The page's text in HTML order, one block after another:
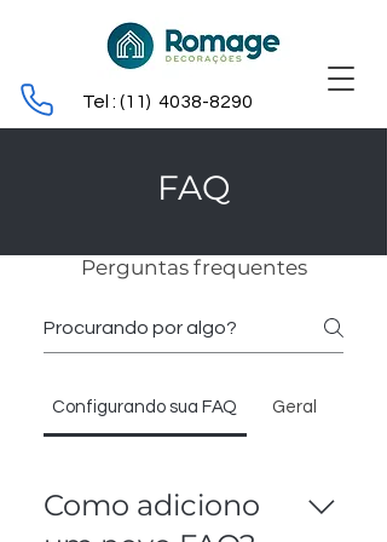
Tel : (11) 4038-8290
FAQ
Perguntas frequentes
Configurando sua FAQ Geral
Como adiciono